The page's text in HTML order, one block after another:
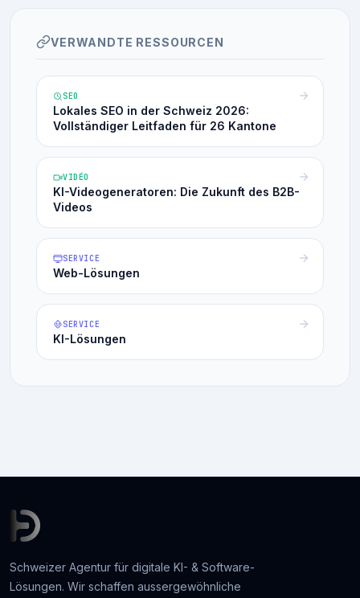
VERWANDTE RESSOURCEN
SEO
Lokales SEO in der Schweiz 2026:
Vollständiger Leitfaden für 26 Kantone
VIDÉO
KI-Videogeneratoren: Die Zukunft des B2B-
Videos
SERVICE
Web-Lösungen
SERVICE
KI-Lösungen
Schweizer Agentur für digitale KI- & Software-
Lösungen. Wir schaffen aussergewöhnliche